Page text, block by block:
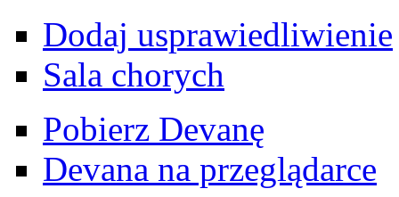
Dodaj usprawiedliwienie
Sala chorych
Pobierz Devanę
Devana na przeglądarce